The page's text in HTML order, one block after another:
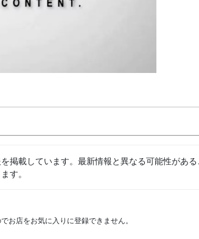
掲載しています。最新情報と異なる可能性があ
す。
お店をお気に入りに登録できません。